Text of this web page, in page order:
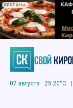
РЕКЛАМА
07 августа 25.20°C |